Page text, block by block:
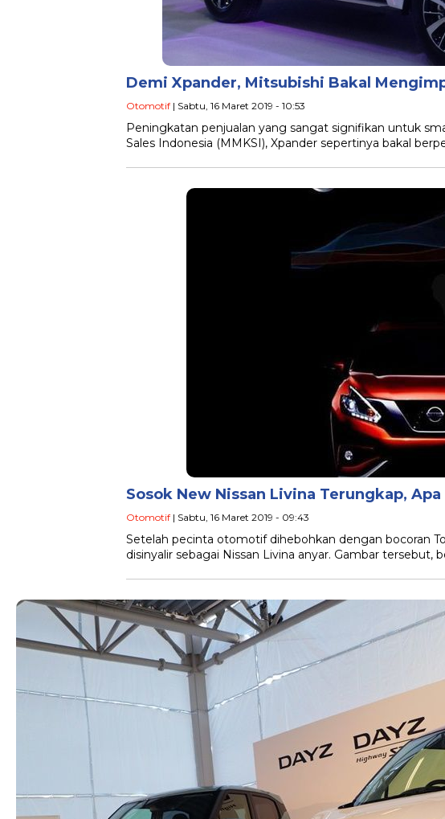
Demi Xpander, Mitsubishi Bakal
Otomotif | Sabtu, 16 Maret 2019 - 10:53
Peningkatan penjualan yang sangat signifikan untuk
Sales Indonesia (MMKSI), Xpander sepertinya bakal
Sosok New Nissan Livina Terungkap, Apa
Otomotif | Sabtu, 16 Maret 2019 - 09:43
Setelah pecinta otomotif dihebohkan dengan bocoran
disinyalir sebagai Nissan Livina anyar. Gambar tersebut,